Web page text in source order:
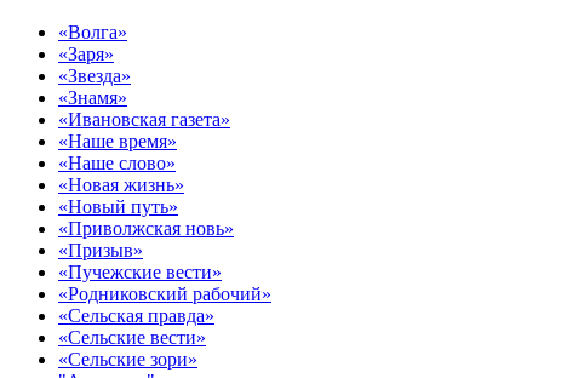
«Волга»
«Заря»
«Звезда»
«Знамя»
«Ивановская газета»
«Наше время»
«Наше слово»
«Новая жизнь»
«Новый путь»
«Приволжская новь»
«Призыв»
«Пучежские вести»
«Родниковский рабочий»
«Сельская правда»
«Сельские вести»
«Сельские зори»